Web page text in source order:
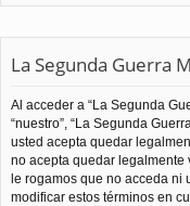
La Segunda Guerra
Al acceder a “La Segunda
“nuestro”, “La Segunda
usted acepta quedar
no acepta quedar
le rogamos que no acceda ni
modificar estos términos en